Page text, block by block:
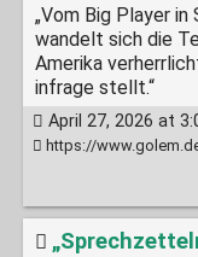
„Vom Big Player
wandelt sich die
Amerika
infrage stellt.“
April 27, 2026 at
https://www.golem.de/news/